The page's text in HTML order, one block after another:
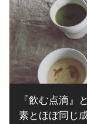
『飲む点滴』
素とほぼ同じ